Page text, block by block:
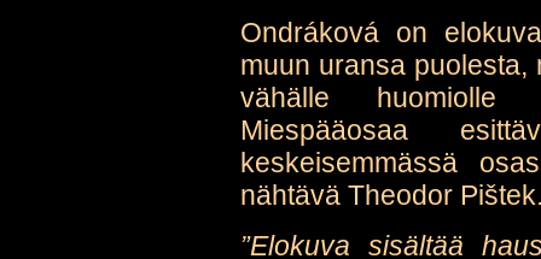
Ondráková on
muun uransa puolesta,
vähälle huomiolle
Miespääosaa
keskeisemmässä
nähtävä Theodor
”Elokuva sisältää